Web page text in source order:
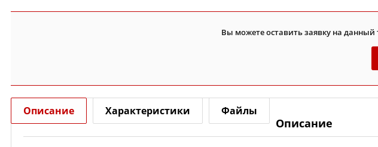
Вы можете оставить заявку на
Описание Характеристики Файлы
Описание